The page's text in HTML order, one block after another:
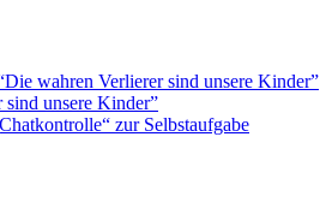
wahren Verlierer sind unsere Kinder”
unsere Kinder”
zur Selbstaufgabe